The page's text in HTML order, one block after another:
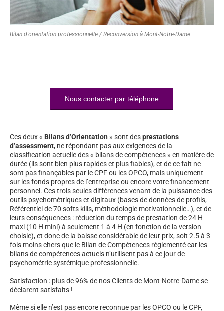
Bilan d'orientation professionnelle / Reconversion à Mont-Notre-Dame
Nous contacter par téléphone
Ces deux « Bilans d’Orientation » sont desprestations
d’assessment, ne répondant pas aux exigences de la
classification actuelle des « bilans de compétences » en matière de
durée (ils sont bien plus rapides et plus fiables), et de ce fait ne
sont pas finançables par le CPF ou les OPCO, mais uniquement
sur les fonds propres de l’entreprise ou encore votre financement
personnel. Ces trois seules différences venant de la puissance des
outils psychométriques et digitaux (bases de données de profils,
Référentiel de 70 softs kills, méthodologie motivationnelle…), et de
leurs conséquences : réduction du temps de prestation de 24 H
maxi (10 H mini) à seulement 1 à 4 H (en fonction de la version
choisie), et donc de la baisse considérable de leur prix, soit 2.5 à 3
fois moins chers que le Bilan de Compétences réglementé car les
bilans de compétences actuels n’utilisent pas à ce jour de
psychométrie systémique professionnelle.
Satisfaction : plus de 96% de nos Clients de Mont-Notre-Dame se
déclarent satisfaits !
Même si elle n’est pas encore reconnue par les OPCO ou le CPF,